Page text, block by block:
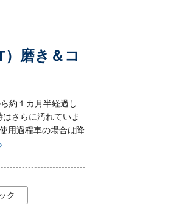
磨き＆コ
約１カ月半経過し
さらに汚れていま
用過程車の場合は降
ク